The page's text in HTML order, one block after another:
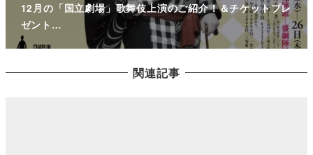
12月の「国立劇場」歌舞伎上演のご紹介！＆チケットプレ
ゼント…
関連記事